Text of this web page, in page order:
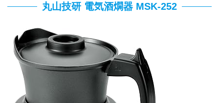
丸山技研 電気酒燗器 MSK-252